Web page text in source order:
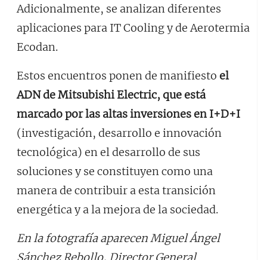
Adicionalmente, se analizan diferentes
aplicaciones para IT Cooling y de Aerotermia
Ecodan.
Estos encuentros ponen de manifiesto el
ADN de Mitsubishi Electric, que está
marcado por las altas inversiones en I+D+I
(investigación, desarrollo e innovación
tecnológica) en el desarrollo de sus
soluciones y se constituyen como una
manera de contribuir a esta transición
energética y a la mejora de la sociedad.
En la fotografía aparecen Miguel Ángel